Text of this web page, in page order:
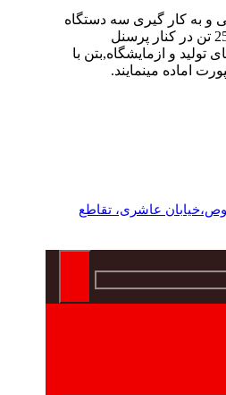
و به کار گیری سه دستگاه
بچینگ پلانت با ظرفیت 2500 تن در کنار پرسنل
و ازمایشگاه,بتن با
اماده مینمایند.
8 جاده مخصوص،خیابان عاشری، تقاطع